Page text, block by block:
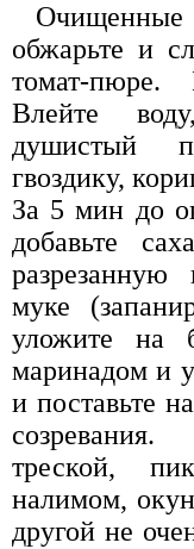
обжарьте и
томат-
Влейте
душистый
гвоздику,
За 5 мин до
добавьте
муке
уложите на
маринадом и
и поставьте
треской,
налимом,
другой не